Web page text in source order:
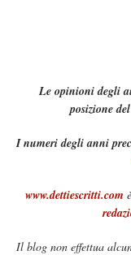
Le opinioni degli
posizione
I numeri degli anni
www.dettiescritti.com
Il blog non effettua